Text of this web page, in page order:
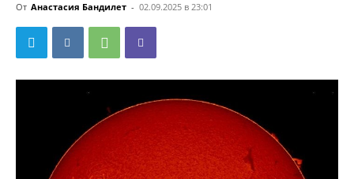
От Анастасия Бандилет - 02.09.2025 в 23:01